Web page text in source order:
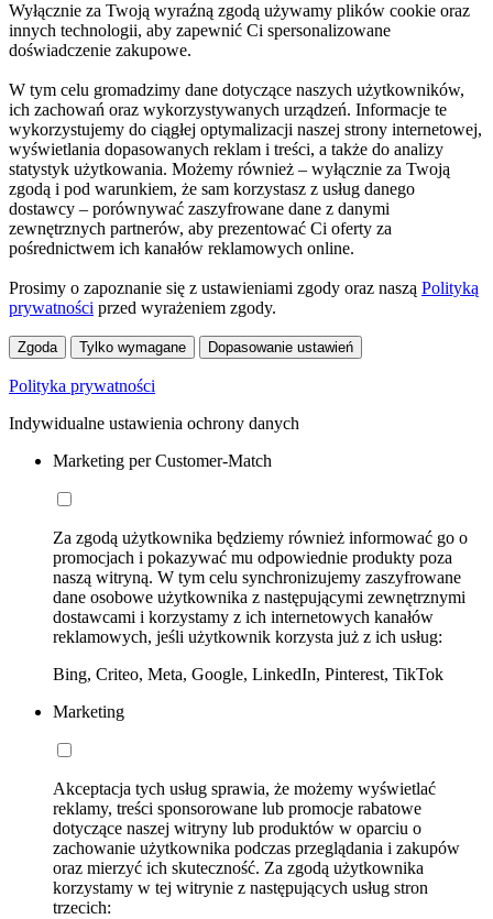
Wyłącznie za Twoją wyraźną zgodą używamy plików cookie oraz
innych technologii, aby zapewnić Ci spersonalizowane
doświadczenie zakupowe.
W tym celu gromadzimy dane dotyczące naszych użytkowników,
ich zachowań oraz wykorzystywanych urządzeń. Informacje te
wykorzystujemy do ciągłej optymalizacji naszej strony internetowej,
wyświetlania dopasowanych reklam i treści, a także do analizy
statystyk użytkowania. Możemy również – wyłącznie za Twoją
zgodą i pod warunkiem, że sam korzystasz z usług danego
dostawcy – porównywać zaszyfrowane dane z danymi
zewnętrznych partnerów, aby prezentować Ci oferty za
pośrednictwem ich kanałów reklamowych online.
Prosimy o zapoznanie się z ustawieniami zgody oraz naszą Polityką
prywatności przed wyrażeniem zgody.
Zgoda Tylko wymagane Dopasowanie ustawień
Polityka prywatności
Indywidualne ustawienia ochrony danych
Marketing per Customer-Match
Za zgodą użytkownika będziemy również informować go o
promocjach i pokazywać mu odpowiednie produkty poza
naszą witryną. W tym celu synchronizujemy zaszyfrowane
dane osobowe użytkownika z następującymi zewnętrznymi
dostawcami i korzystamy z ich internetowych kanałów
reklamowych, jeśli użytkownik korzysta już z ich usług:
Bing, Criteo, Meta, Google, LinkedIn, Pinterest, TikTok
Marketing
Akceptacja tych usług sprawia, że możemy wyświetlać
reklamy, treści sponsorowane lub promocje rabatowe
dotyczące naszej witryny lub produktów w oparciu o
zachowanie użytkownika podczas przeglądania i zakupów
oraz mierzyć ich skuteczność. Za zgodą użytkownika
korzystamy w tej witrynie z następujących usług stron
trzecich: